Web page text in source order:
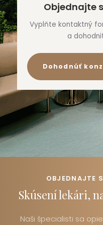
Objednajte
Vyplňte kontaktný
a
Dohodnúť
OBJEDNAJTE
Skúsení lekári,
Naši špecialisti sa